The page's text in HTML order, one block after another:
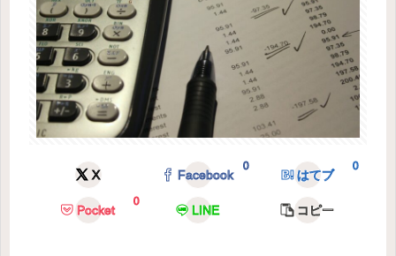
X Facebook
0
はてブ
0
Pocket
0
LINE コピー